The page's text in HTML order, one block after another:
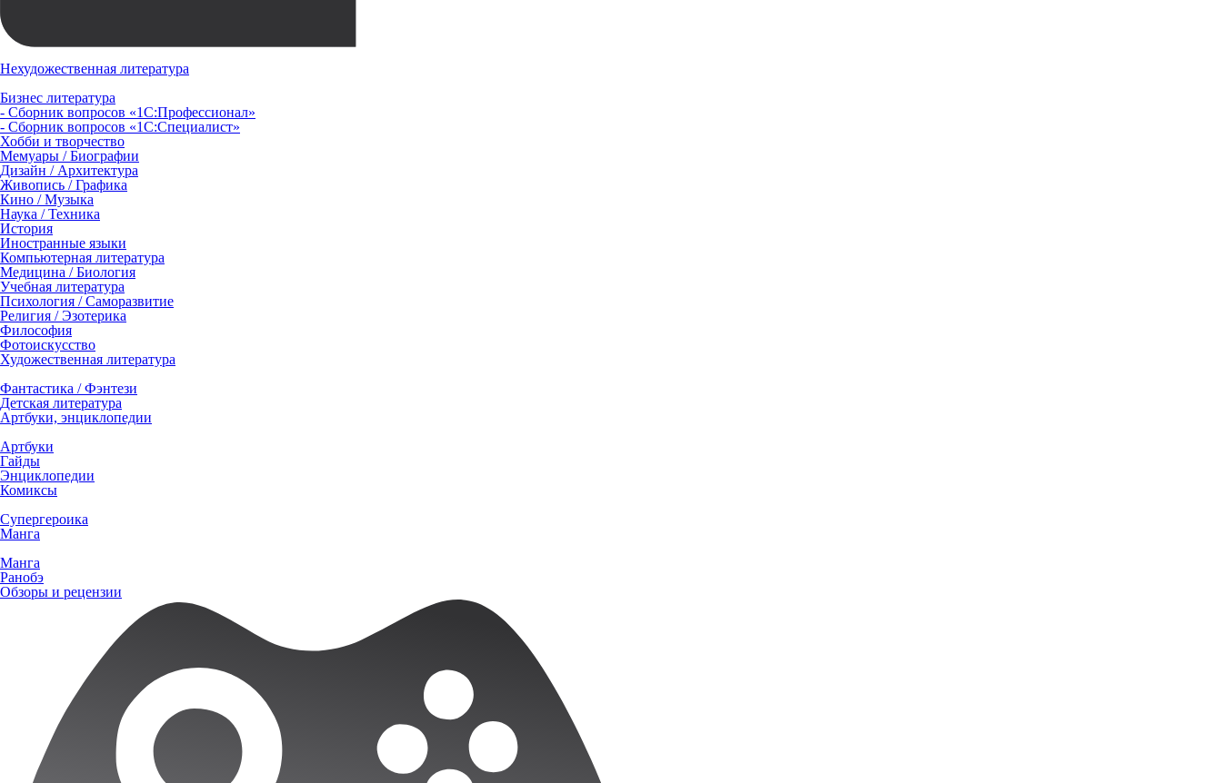
Нехудожественная литература
Бизнес литература
- Сборник вопросов «1С:Профессионал»
- Сборник вопросов «1С:Специалист»
Хобби и творчество
Мемуары / Биографии
Дизайн / Архитектура
Живопись / Графика
Кино / Музыка
Наука / Техника
История
Иностранные языки
Компьютерная литература
Медицина / Биология
Учебная литература
Психология / Саморазвитие
Религия / Эзотерика
Философия
Фотоискусство
Художественная литература
Фантастика / Фэнтези
Детская литература
Артбуки, энциклопедии
Артбуки
Гайды
Энциклопедии
Комиксы
Супергероика
Манга
Манга
Ранобэ
Обзоры и рецензии